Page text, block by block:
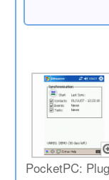
PocketPC: